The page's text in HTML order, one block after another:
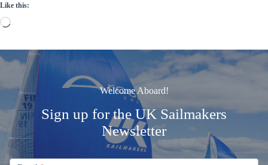
Like this:
Loading…
Welcome Aboard!
Sign up for the UK Sailmakers
Newsletter
Signup
Email